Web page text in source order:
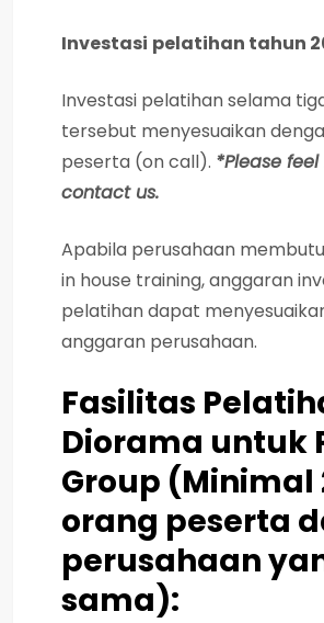
Investasi pelatihan tahun
Investasi pelatihan selama
tersebut menyesuaikan
peserta (on call). *Please
contact us.
Apabila perusahaan
in house training, anggaran
pelatihan dapat
anggaran perusahaan.
Fasilitas
Diorama untuk
Group (Minimal
orang peserta
perusahaan
sama):